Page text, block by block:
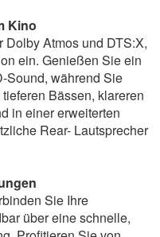
Kino
Atmos und DTS:X,
ein. Genießen Sie ein
Sound, während Sie
Bässen, klareren
in einer erweiterten
Rear- Lautsprecher
Sie Ihre
über eine schnelle,